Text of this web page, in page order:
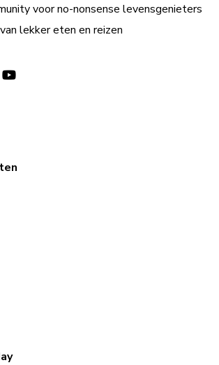
voor no-nonsense levensgenieters
lekker eten en reizen